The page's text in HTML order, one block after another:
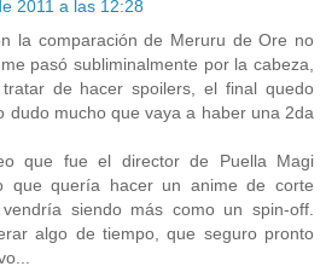
2011 a las 12:28
la comparación de Meruru de Ore no
pasó subliminalmente por la cabeza,
de hacer spoilers, el final quedo
dudo mucho que vaya a haber una 2da
que fue el director de Puella Magi
que quería hacer un anime de corte
siendo más como un spin-off.
algo de tiempo, que seguro pronto